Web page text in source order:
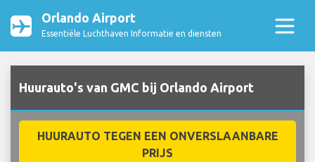
Orlando Airport
Essentiële Luchthaven Informatie en diensten
Huurauto's van GMC bij Orlando Airport
HUURAUTO TEGEN EEN ONVERSLAANBARE
PRIJS